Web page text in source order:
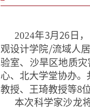
2024年3月 26 日，
观设计学院/流域人
验室、沙旱区地质
心、北大学堂协办
教授、王琦教授等8
本次科学家沙龙